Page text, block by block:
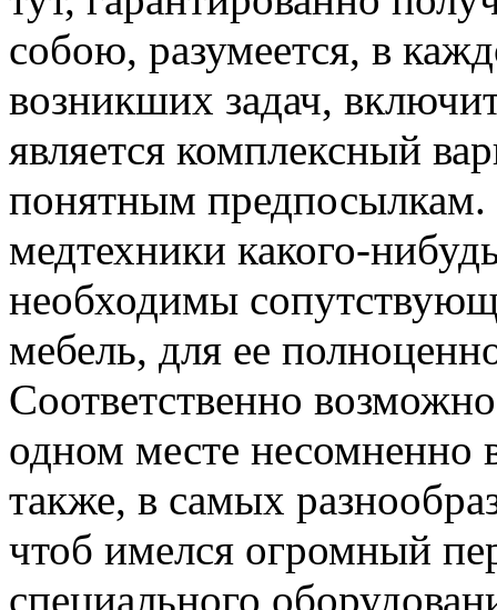
собою, разумеется, в
возникших задач,
является комплексный
понятным
медтехники какого-
необходимы
мебель, для ее
Соответственно
одном месте
также, в самых
чтоб имелся огромный
специального